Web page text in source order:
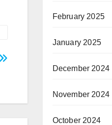
February 2025
January 2025
December 2024
November 2024
October 2024